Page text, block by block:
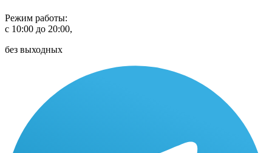
Режим работы:
с 10:00 до 20:00,
без выходных